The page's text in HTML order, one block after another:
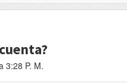
3:28 P. M.